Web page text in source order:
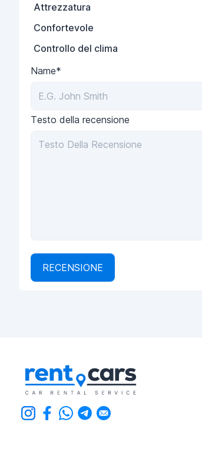
Attrezzatura
Confortevole
Controllo del clima
Name*
Testo della recensione
RECENSIONE